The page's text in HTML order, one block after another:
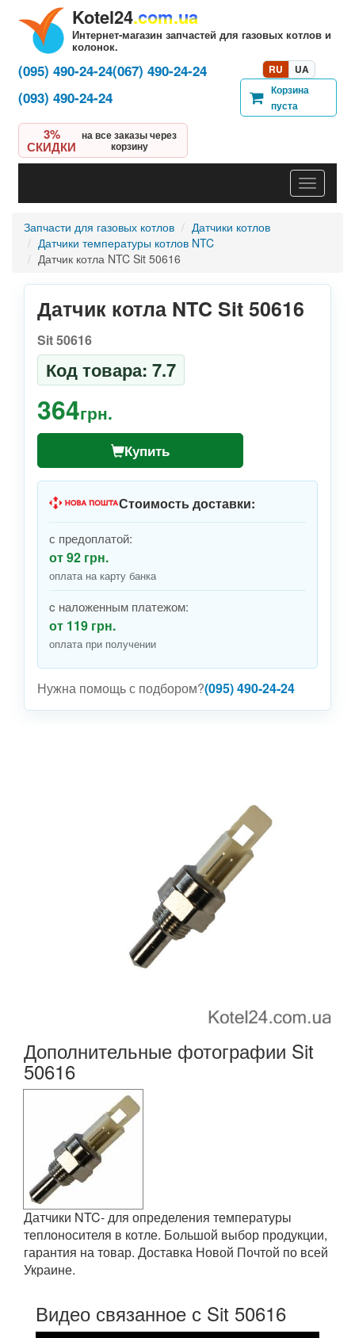
Kotel24.com.ua
Интернет-магазин запчастей для газовых котлов и
колонок.
3%
СКИДКИ
на все заказы через
корзину
(095) 490-24-24(067) 490-24-24
(093) 490-24-24
RU
UA
Корзина
пуста
Запчасти для газовых котлов
Датчики котлов
Датчики температуры котлов NTC
Датчик котла NTC Sit 50616
Датчик котла NTC Sit 50616
Sit 50616
Код товара: 7.7
364грн.
Купить
Стоимость доставки:
с предоплатой:
от 92 грн.
оплата на карту банка
c наложенным платежом:
от 119 грн.
оплата при получении
Нужна помощь с подбором?(095) 490-24-24
Дополнительные фотографии Sit
50616
Датчики NTC- для определения температуры
теплоносителя в котле. Большой выбор продукции,
гарантия на товар. Доставка Новой Почтой по всей
Украине.
Видео связанное с Sit 50616